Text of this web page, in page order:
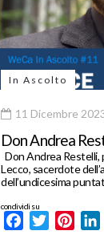
In Ascolto
11 Dicembre
Don Andrea
Don Andrea Restelli,
Lecco, sacerdote
dell’undicesima
condividi su
FacebookTwitter